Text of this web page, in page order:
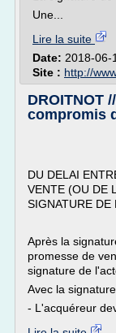
Une...
Lire la suite
Date: 2018-06-
Site : http://
DROITNOT
compromis
DU DELAI
VENTE (OU DE
SIGNATURE DE
Après la
promesse de
signature de
Avec la
- L'acquéreur